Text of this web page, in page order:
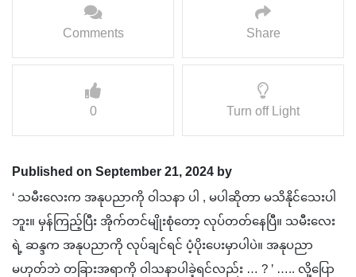
Comments Share
0 Turn off Light
Published on September 21, 2024 by
‘ သမီးလေးက အနုပညာကို ဝါသနာ ပါ , မပါဆိုတာ မသိနိုင်သေးပါ
ဘူး။ မှန်ကြည့်ပြီး အိုက်တင်မျိုးစုံတော့ လုပ်တတ်နေပြီ။ သမီးလေး
ရဲ့ ဆန္ဒက အနုပညာကို လုပ်ချင်ရင် ပံ့ပိုးပေးမှာပါပဲ။ အနုပညာ
မဟုတ်ဘဲ တခြားအရာကို ဝါသနာပါခဲ့ရင်လည်း … ? ’ ….. လို့ပြော